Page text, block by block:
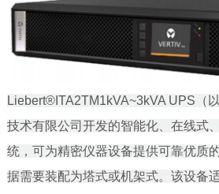
Liebert®ITA2TM1kVA~3kVA UPS（
技术有限公司开发的智能化、在线式
统，可为精密仪器设备提供可靠优质
据需要装配为塔式或机架式。该设备